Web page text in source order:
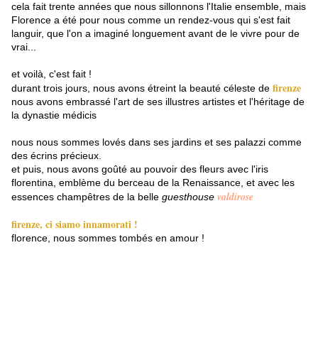
cela fait trente années que nous sillonnons l'Italie ensemble, mais
Florence a été pour nous comme un rendez-vous qui s'est fait
languir, que l'on a imaginé longuement avant de le vivre pour de
vrai...
et voilà, c'est fait !
durant trois jours, nous avons étreint la beauté céleste de firenze
nous avons embrassé l'art de ses illustres artistes et l'héritage de
la dynastie médicis
nous nous sommes lovés dans ses jardins et ses palazzi comme
des écrins précieux.
et puis, nous avons goûté au pouvoir des fleurs avec l'iris
florentina, emblème du berceau de la Renaissance, et avec les
essences champêtres de la belle guesthouse valdirose
firenze, ci siamo innamorati !
florence, nous sommes tombés en amour !